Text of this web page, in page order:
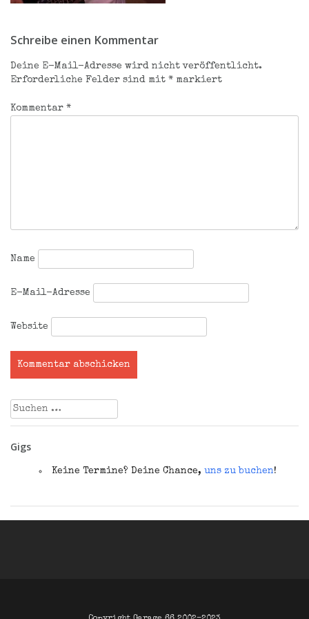
Schreibe einen Kommentar
Deine E-Mail-Adresse wird nicht veröffentlicht.
Erforderliche Felder sind mit * markiert
Kommentar *
Name
E-Mail-Adresse
Website
Suchen
nach:
Gigs
Keine Termine? Deine Chance, uns zu buchen!